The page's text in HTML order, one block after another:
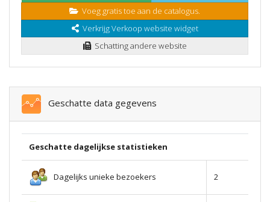
Voeg gratis toe aan de catalogus.
Verkrijg Verkoop website widget
Schatting andere website
Geschatte data gegevens
Geschatte dagelijkse statistieken
Dagelijks unieke bezoekers 2